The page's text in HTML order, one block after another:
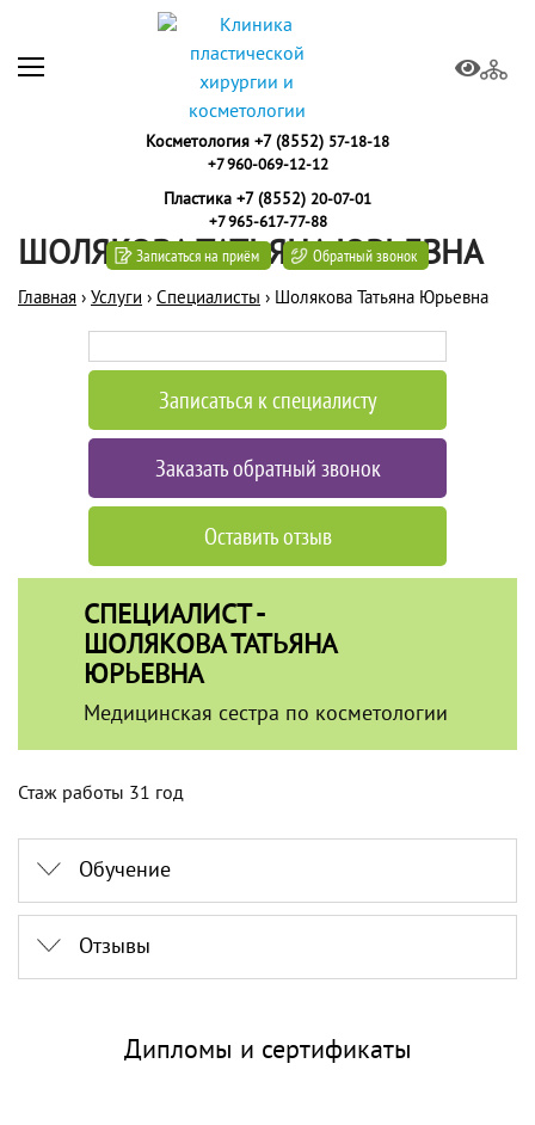
ШОЛЯКОВА ТАТЬЯНА ЮРЬЕВНА
Главная › Услуги › Специалисты › Шолякова Татьяна Юрьевна
Записаться к специалисту
Заказать обратный звонок
Оставить отзыв
СПЕЦИАЛИСТ -
ШОЛЯКОВА ТАТЬЯНА
ЮРЬЕВНА
Медицинская сестра по косметологии
Стаж работы 31 год
Обучение
Отзывы
Дипломы и сертификаты
Косметология +7 (8552) 57-18-18
+7 960-069-12-12
Пластика +7 (8552) 20-07-01
+7 965-617-77-88
Записаться на приём Обратный звонок